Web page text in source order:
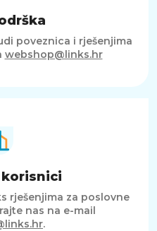
poveznica i rješenjima
webshop@links.hr
rješenjima za poslovne
nas na e-mail
.